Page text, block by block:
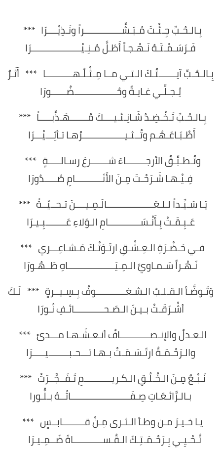
بِـالـحُـبِّ جِـئْـتَ مُـبَـشِّـــــــــــــــراً ونَـذِيْــــرَا ***
فَـرَسَـمْـتَـهُ نَـهْـجـاً أَطَـلَّ مُـنِـيْــــــــــــــــــــرَا
بِـالـحُـبِّ آيـــــــتُـكَ الـتـي مــا مِـثْـلُـهـــــــــــا *** أَثَـرٌ
يُـجـلِّـي غـايـةً وحُـــــــــــــــــضُــــــورَا
بِـالـحُـبِّ تَـخْـضِـدُ شَـانِـئـيــــكَ مُـــــــهَـذِّبـــــاً ***
أَطْـبَـاعَـهُـم وتُــثـيـــــــــــــــــرُهـا تـأثِـــيْـــرَا
وتُـطـبِّـقُ الأرجــــــــاءَ شـــــــرعَ رسـالـــــةٍ ***
فِـيْـهـا شَـرَحْـتَ مِـنَ الأَنَـــــــــــامِ صُـــــدُورَا
يَـا سَـيِّـداً لـلـعَـــــــــــــــــــالَـمِـيــــنَ تـحــيّــةً ***
عَـبِـقَـتْ بِـأَنْـسَـــــــــــــامِ الـوَلاءِ عَــــــــبِـيـرَا
فـي حَـضْـرَةِ الـعِـشْـقِ ارتَـوَتْـكَ مَـشـاعِـــري ***
نَـهْـراً سَـمـاويَّ الـمِـيَـــــــــــــــــــاهِ طَــهُـورَا
وَتَـوضَّـأ الـقـلـبُ الـشـغــــــــــــوفُ بِـسِـيــرةٍ *** لَـكَ
أشْـرَقَـتْ بـيـنَ الـصَـحــــــــــــائـفِ نُـورَا
الـعـدلُ والإنـصــــــــــــافُ أنـعـشَـهـا مـــدىً ***
والـرَحْـمَـةُ ارتَـسَـمَـتْ بـهـا تـــحـبــــــــيـــــرَا
نَـبْـعٌ مِـنَ الـخُـلُـقِ الـكـريـــــــــــمِ تَـفَــجَّــرَتْ ***
بـالـرَّائـعَـاتِ صِـفَــــــــــــــــــــــــاتُــهُ بـلُّـورا
يـا خـيـرَ مـن وطـأ الـثـرى مِـنْ قـــــــــابــسٍ ***
تُـحْـيِـي بِـرَحْـمَـتِـكَ الـقُـســــــــــــاةَ ضَــمِـيـرَا